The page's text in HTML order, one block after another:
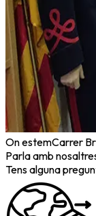
On estemCarrer
Parla amb
Tens alguna